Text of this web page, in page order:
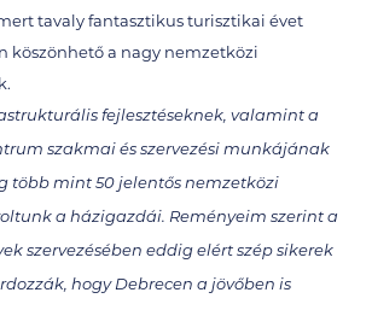
tavaly fantasztikus turisztikai évet
köszönhető a nagy nemzetközi
fejlesztéseknek, valamint a
szakmai és szervezési munkájának
több mint 50 jelentős nemzetközi
a házigazdái. Reményeim szerint a
szervezésében eddig elért szép sikerek
hogy Debrecen a jövőben is